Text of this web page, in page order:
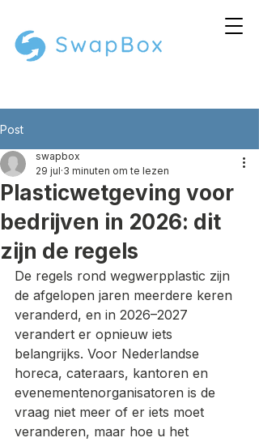
Post
Plasticwetgeving voor
bedrijven in 2026: dit
zijn de regels
swapbox
29 jul 3 minuten om te lezen
De regels rond wegwerpplastic zijn
de afgelopen jaren meerdere keren
veranderd, en in 2026–2027
verandert er opnieuw iets
belangrijks. Voor Nederlandse
horeca, cateraars, kantoren en
evenementenorganisatoren is de
vraag niet meer of er iets moet
veranderen, maar hoe u het